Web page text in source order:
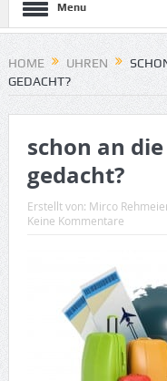
Menu
HOME UHREN
GEDACHT?
schon an
gedacht?
Erstellt von: Mirco
Keine Kommentare